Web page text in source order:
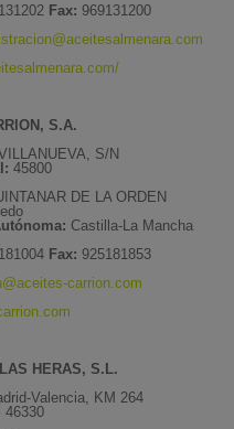
Fax: 969131200
S.A.
S/N
45800
DE LA ORDEN
Castilla-La Mancha
Fax: 925181853
carrion.com
HERAS, S.L.
Valencia, KM 264
46330